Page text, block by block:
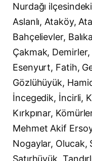
Nurdağı
Aslanlı, Ataköy,
Bahçelievler,
Çakmak,
Esenyurt, Fatih,
Gözlühüyük,
İncegedik, İncirli,
Kırkpınar,
Mehmet Akif
Nogaylar, Olucak,
Şatırhüyük,